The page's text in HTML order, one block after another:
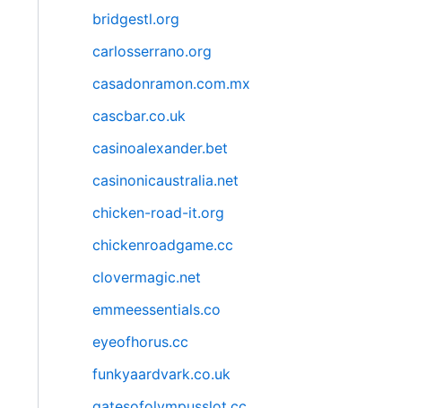
bridgestl.org
carlosserrano.org
casadonramon.com.mx
cascbar.co.uk
casinoalexander.bet
casinonicaustralia.net
chicken-road-it.org
chickenroadgame.cc
clovermagic.net
emmeessentials.co
eyeofhorus.cc
funkyaardvark.co.uk